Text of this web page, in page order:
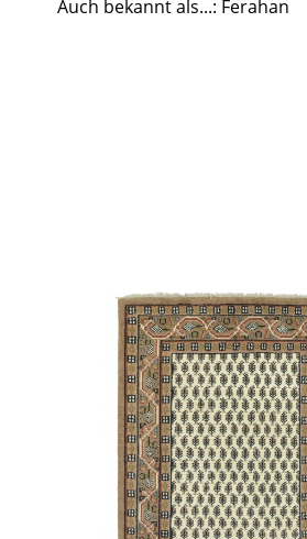
Auch bekannt als...: Ferahan